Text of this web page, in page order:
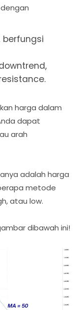
berfungsi
harga dalam
dapat
arah
adalah harga
metode
atau low.
dibawah ini!